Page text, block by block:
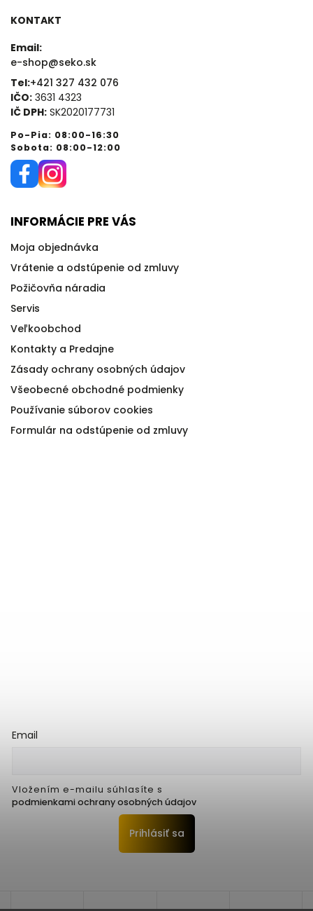
KONTAKT
Email:
e-shop@seko.sk
Tel:+421 327 432 076
IČO: 3631 4323
IČ DPH: SK2020177731
Po-Pia: 08:00-16:30
Sobota: 08:00-12:00
INFORMÁCIE PRE VÁS
Moja objednávka
Vrátenie a odstúpenie od zmluvy
Požičovňa náradia
Servis
Veľkoobchod
Kontakty a Predajne
Zásady ochrany osobných údajov
Všeobecné obchodné podmienky
Používanie súborov cookies
Formulár na odstúpenie od zmluvy
Email
Vložením e-mailu súhlasíte s
podmienkami ochrany osobných údajov
Prihlásiť sa